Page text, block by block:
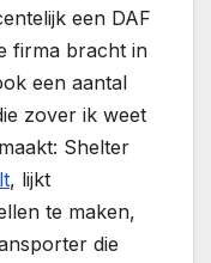
een DAF
firma bracht in
een aantal
zover ik weet
Shelter
, lijkt
te maken,
die